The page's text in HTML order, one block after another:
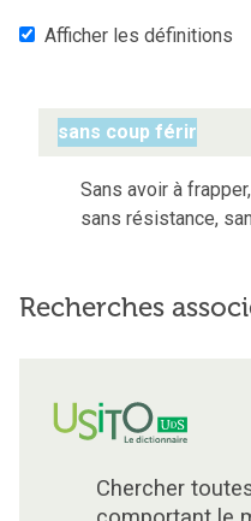
Afficher les définitions
sans coup férir
Sans avoir à
sans résistance,
Recherches
Chercher